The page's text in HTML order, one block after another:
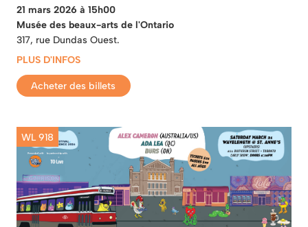
21 mars 2026 à 15h00
Musée des beaux-arts de l'Ontario
317, rue Dundas Ouest.
PLUS D'INFOS
Acheter des billets
WL 918